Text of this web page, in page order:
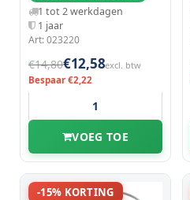
1 tot 2 werkdagen
1 jaar
Art: 023220
€14,80€12,58excl. btw
Bespaar €2,22
VOEG TOE
-15% KORTING